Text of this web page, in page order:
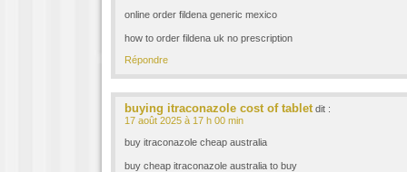
online order fildena generic mexico
how to order fildena uk no prescription
Répondre
buying itraconazole cost of tablet dit :
17 août 2025 à 17 h 00 min
buy itraconazole cheap australia
buy cheap itraconazole australia to buy